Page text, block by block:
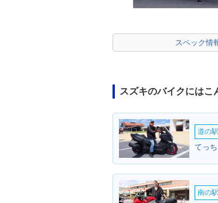
スペック情
スズキのバイクにはこ
道の
てっ
南の